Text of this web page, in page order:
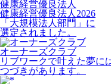
健康経営優良法人
健康経営優良法人2026
「大規模法人部門」に
選定されました。
オーナーズクラブ
リブワークで叶えた夢に
つづきがあります。